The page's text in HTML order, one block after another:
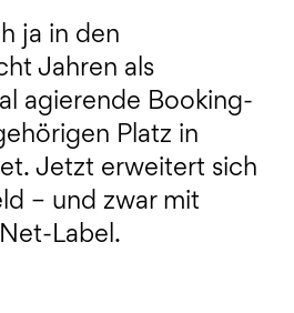
ja in den
Jahren als
agierende Booking-
Platz in
Jetzt erweitert sich
– und zwar mit
Label.